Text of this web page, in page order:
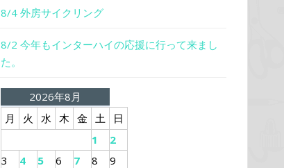
8/4 外房サイクリング
8/2 今年もインターハイの応援に行って来まし
た。
2026年8月
月
火 水 木 金 土
日
1
2
3
4 5 6 7 8
9